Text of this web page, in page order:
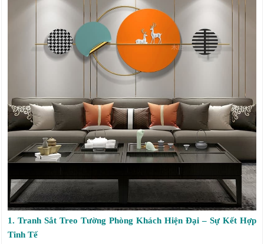
1. Tranh Sắt Treo Tường Phòng Khách Hiện Đại – Sự Kết Hợp
Tinh Tế